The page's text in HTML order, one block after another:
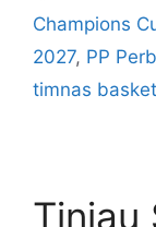
Champions
2027, PP
timnas
Tinjau